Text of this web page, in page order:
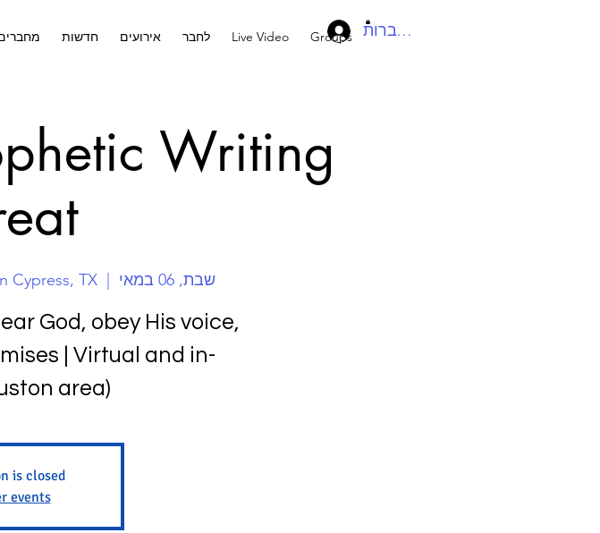
חדשות אירועים לחבר Live Video Groups להתחברות
Writing
שבת, 06 במאי Cypress, TX
God, obey His voice,
| Virtual and in-
area)
is closed
events